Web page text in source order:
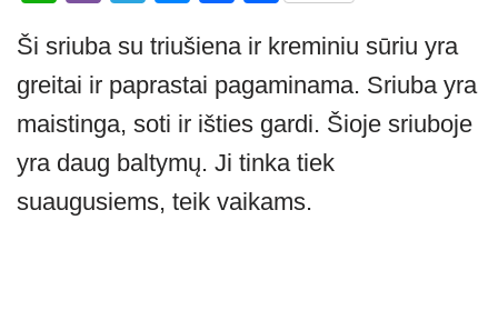
at
s
A
p
p
er e
gr
a
m
ss
e
n
g
er
c
e
b
o
o
ar
e
Ši sriuba su triušiena ir kreminiu sūriu yra
greitai ir paprastai pagaminama. Sriuba yra
maistinga, soti ir išties gardi. Šioje sriuboje
yra daug baltymų. Ji tinka tiek
suaugusiems, teik vaikams.